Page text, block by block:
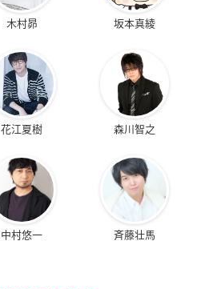
木村昴 坂本真綾
花江夏樹 森川智之
中村悠一 斉藤壮馬